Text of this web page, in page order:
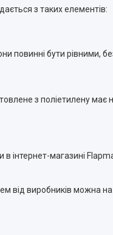
з таких елементів:
повинні бути рівними,
з поліетилену має
в інтернет-магазині
від виробників можна